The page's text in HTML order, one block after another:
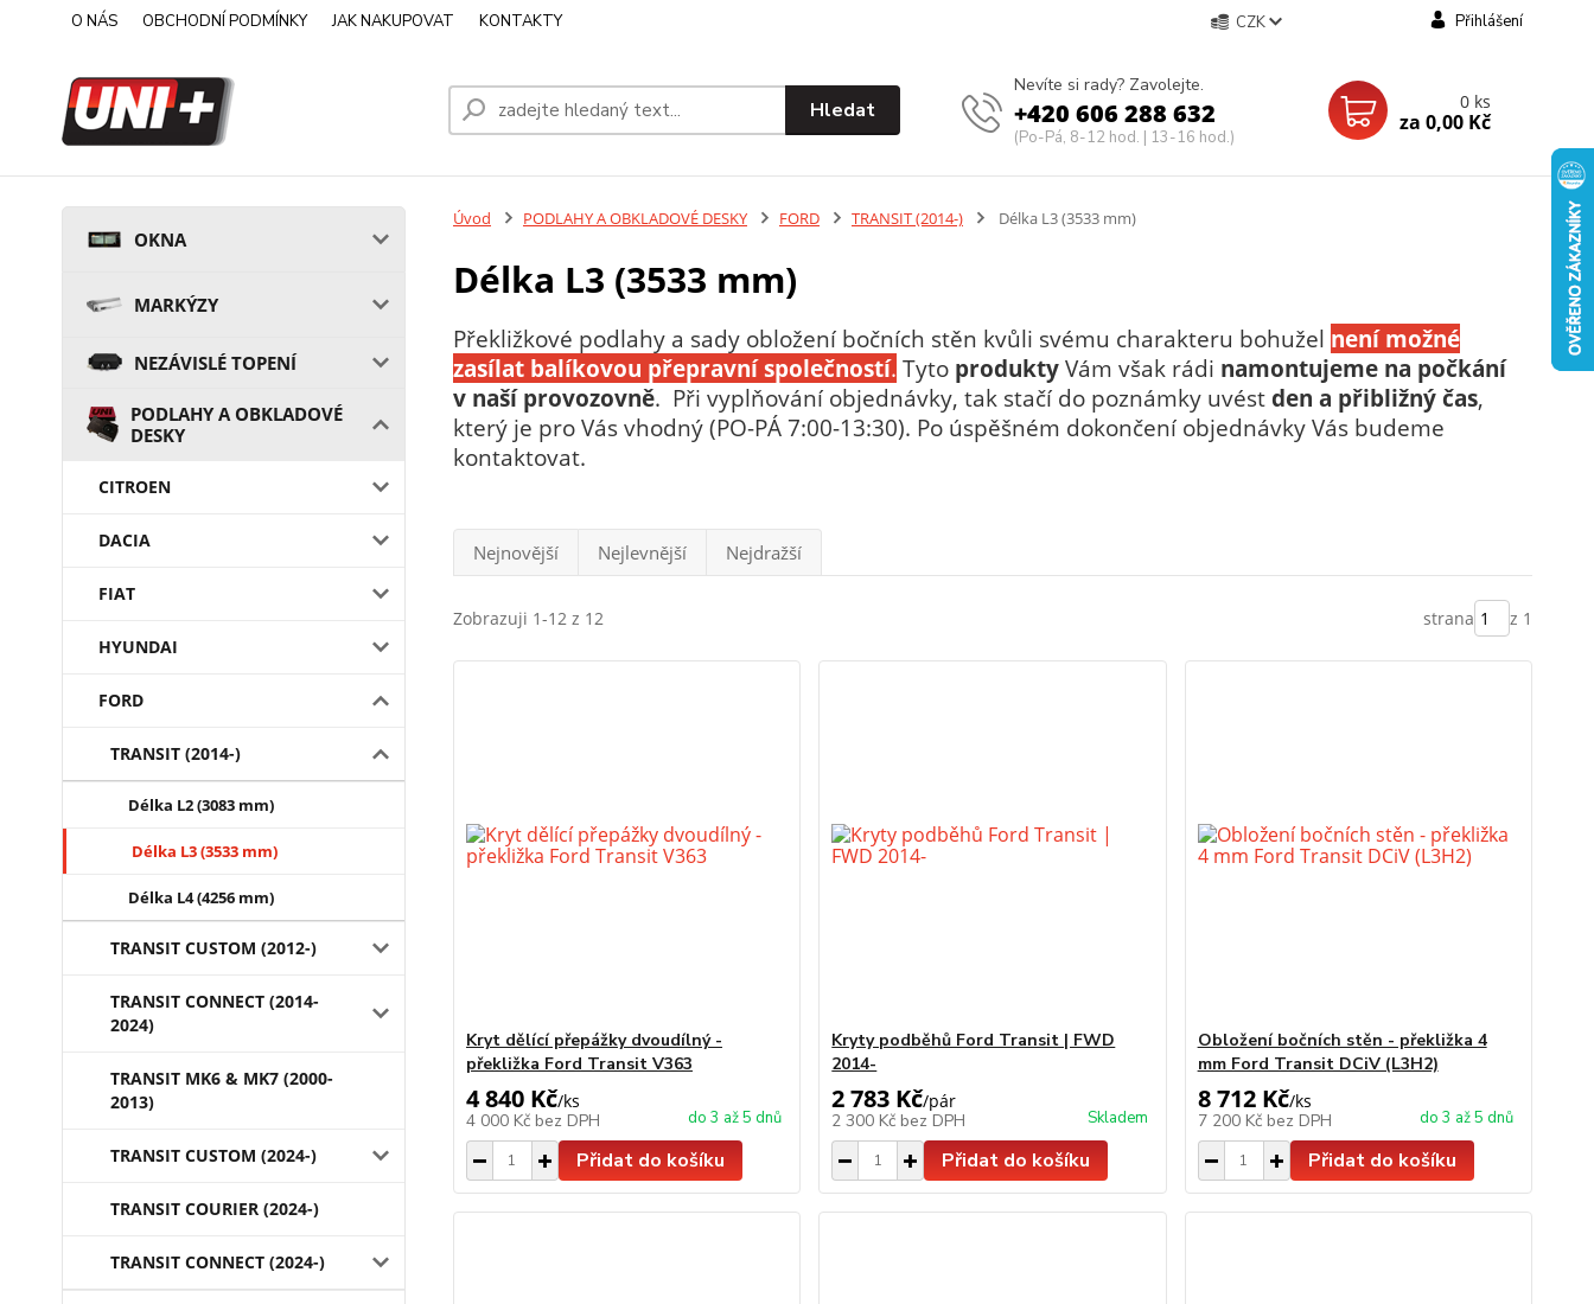
O NÁS OBCHODNÍ PODMÍNKY JAK NAKUPOVAT KONTAKTY CZK Přihlášení
Hledat
Nevíte si rady? Zavolejte.
+420 606 288 632
(Po-Pá, 8-12 hod. | 13-16 hod.)
0 ks
za 0,00 Kč
OKNA
MARKÝZY
NEZÁVISLÉ TOPENÍ
PODLAHY A OBKLADOVÉ
DESKY
CITROEN
DACIA
FIAT
HYUNDAI
FORD
TRANSIT (2014-)
Délka L2 (3083 mm)
Délka L3 (3533 mm)
Délka L4 (4256 mm)
TRANSIT CUSTOM (2012-)
TRANSIT CONNECT (2014-
2024)
TRANSIT MK6 & MK7 (2000-
2013)
TRANSIT CUSTOM (2024-)
TRANSIT COURIER (2024-)
TRANSIT CONNECT (2024-)
Úvod PODLAHY A OBKLADOVÉ DESKY FORD TRANSIT (2014-) Délka L3 (3533 mm)
Délka L3 (3533 mm)
Překližkové podlahy a sady obložení bočních stěn kvůli svému charakteru bohužel není možné
zasílat balíkovou přepravní společností. Tyto produktyVám však rádi namontujeme na počkání
v naší provozovně. Při vyplňování objednávky, tak stačí do poznámky uvést den a přibližný čas,
který je pro Vás vhodný (PO-PÁ 7:00-13:30). Po úspěšném dokončení objednávky Vás budeme
kontaktovat.
Nejnovější Nejlevnější Nejdražší
Zobrazuji 1-12 z 12 strana z 1
Kryt dělící přepážky dvoudílný -
překližka Ford Transit V363
4 840 Kč/ks
4 000 Kč bez DPH do 3 až 5 dnů
Přidat do košíku
Kryty podběhů Ford Transit | FWD
2014-
2 783 Kč/pár
2 300 Kč bez DPH Skladem
Přidat do košíku
Obložení bočních stěn - překližka 4
mm Ford Transit DCiV (L3H2)
8 712 Kč/ks
7 200 Kč bez DPH do 3 až 5 dnů
Přidat do košíku